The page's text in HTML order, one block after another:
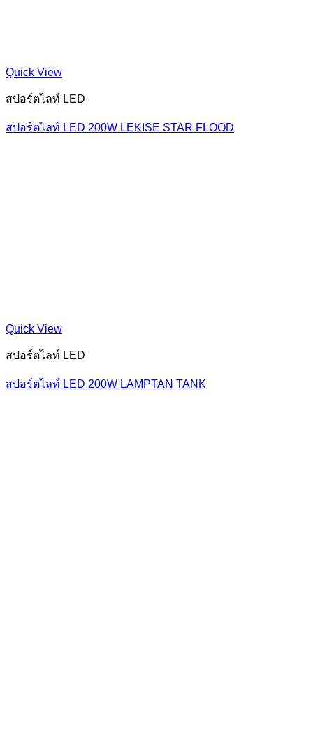
Quick View
สปอร์ตไลท์ LED
สปอร์ตไลท์ LED 200W LEKISE STAR FLOOD
Quick View
สปอร์ตไลท์ LED
สปอร์ตไลท์ LED 200W LAMPTAN TANK